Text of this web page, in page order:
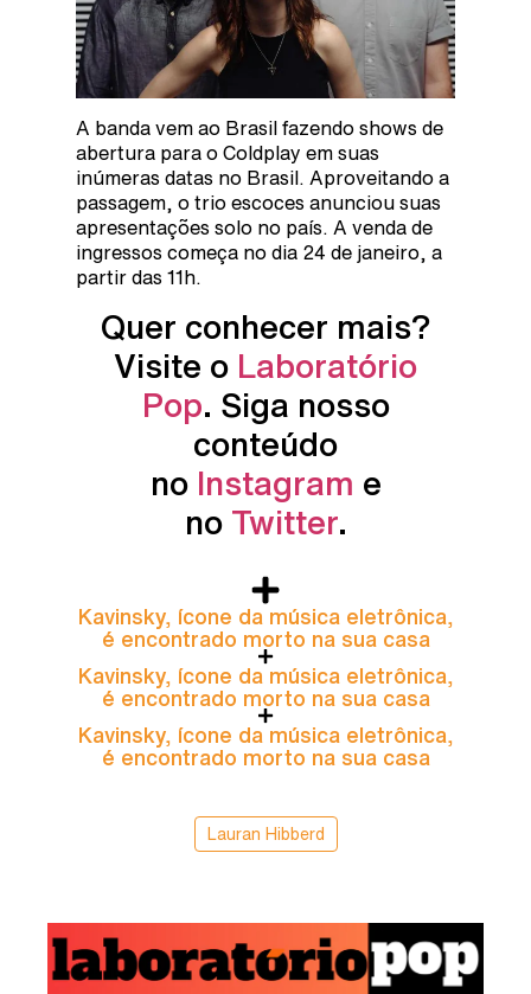
A banda vem ao Brasil fazendo shows de
abertura para o Coldplay em suas
inúmeras datas no Brasil. Aproveitando a
passagem, o trio escoces anunciou suas
apresentações solo no país. A venda de
ingressos começa no dia 24 de janeiro, a
partir das 11h.
Quer conhecer mais?
Visite o Laboratório
Pop. Siga nosso
conteúdo
no Instagram e
no Twitter.
Kavinsky, ícone da música eletrônica,
é encontrado morto na sua casa
Kavinsky, ícone da música eletrônica,
é encontrado morto na sua casa
Kavinsky, ícone da música eletrônica,
é encontrado morto na sua casa
Lauran Hibberd